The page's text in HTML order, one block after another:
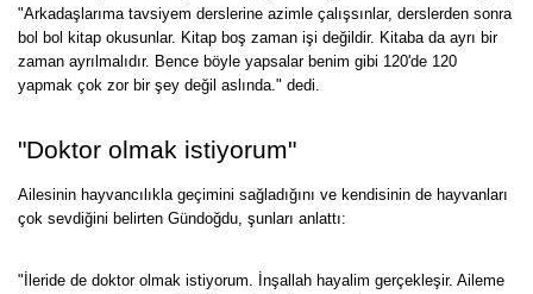
"Arkadaşlarıma tavsiyem derslerine azimle çalışsınlar, derslerden sonra
bol bol kitap okusunlar. Kitap boş zaman işi değildir. Kitaba da ayrı bir
zaman ayrılmalıdır. Bence böyle yapsalar benim gibi 120'de 120
yapmak çok zor bir şey değil aslında." dedi.
"Doktor olmak istiyorum"
Ailesinin hayvancılıkla geçimini sağladığını ve kendisinin de hayvanları
çok sevdiğini belirten Gündoğdu, şunları anlattı:
"İleride de doktor olmak istiyorum. İnşallah hayalim gerçekleşir. Aileme